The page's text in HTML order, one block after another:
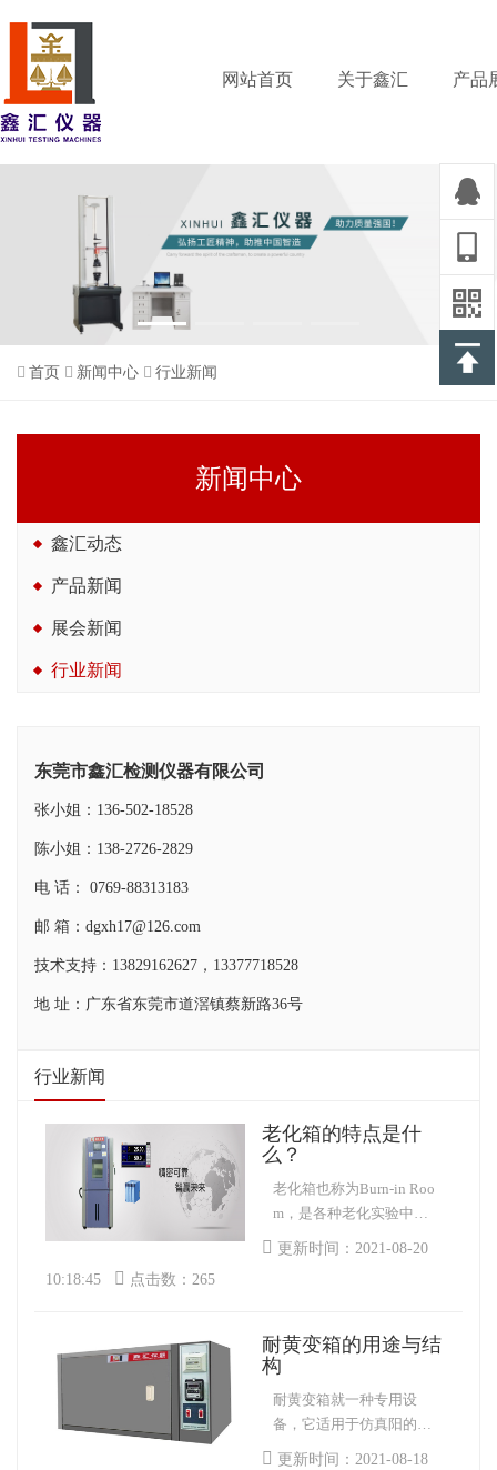
网站首页 关于鑫汇 产品
首页 新闻中心 行业新闻
新闻中心
鑫汇动态
产品新闻
展会新闻
行业新闻
东莞市鑫汇检测仪器有限公司
张小姐：136-502-18528
陈小姐：138-2726-2829
电 话： 0769-88313183
邮 箱：dgxh17@126.com
技术支持：13829162627，13377718528
地 址：广东省东莞市道滘镇蔡新路36号
行业新闻
老化箱的特点是什
么？
老化箱也称为Burn-in Roo
m，是各种老化实验中常
用的设备之一，老化箱广
统、室内测试架构等组
成。
更新时间：2021-08-20
10:18:45
点击数：265
耐黄变箱的用途与结
构
耐黄变箱就一种专用设
备，它适用于仿真阳的紫
外线辐射，能观察样品的
更新时间：2021-08-18